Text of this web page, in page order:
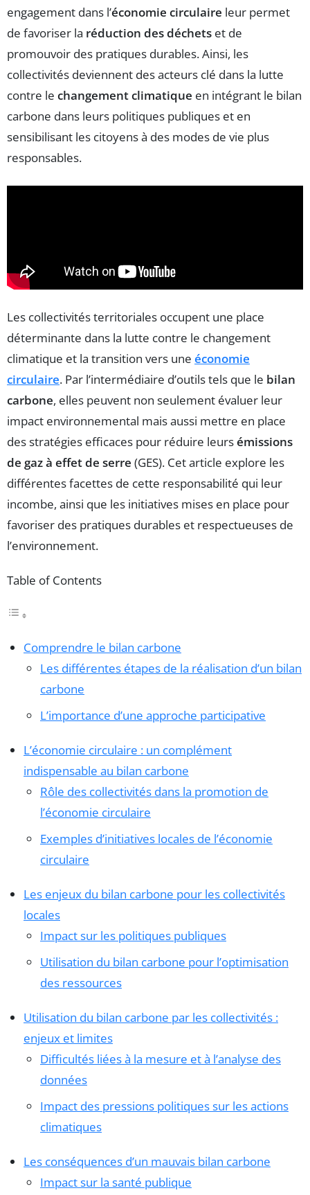
engagement dans l’économie circulaire leur permet
de favoriser la réduction des déchets et de
promouvoir des pratiques durables. Ainsi, les
collectivités deviennent des acteurs clé dans la lutte
contre le changement climatique en intégrant le bilan
carbone dans leurs politiques publiques et en
sensibilisant les citoyens à des modes de vie plus
responsables.
Les collectivités territoriales occupent une place
déterminante dans la lutte contre le changement
climatique et la transition vers une économie
circulaire. Par l’intermédiaire d’outils tels que le bilan
carbone, elles peuvent non seulement évaluer leur
impact environnemental mais aussi mettre en place
des stratégies efficaces pour réduire leursémissions
de gaz à effet de serre (GES). Cet article explore les
différentes facettes de cette responsabilité qui leur
incombe, ainsi que les initiatives mises en place pour
favoriser des pratiques durables et respectueuses de
l’environnement.
Table of Contents
Comprendre le bilan carbone
Les différentes étapes de la réalisation d’un bilan
carbone
L’importance d’une approche participative
L’économie circulaire : un complément
indispensable au bilan carbone
Rôle des collectivités dans la promotion de
l’économie circulaire
Exemples d’initiatives locales de l’économie
circulaire
Les enjeux du bilan carbone pour les collectivités
locales
Impact sur les politiques publiques
Utilisation du bilan carbone pour l’optimisation
des ressources
Utilisation du bilan carbone par les collectivités :
enjeux et limites
Difficultés liées à la mesure et à l’analyse des
données
Impact des pressions politiques sur les actions
climatiques
Les conséquences d’un mauvais bilan carbone
Impact sur la santé publique